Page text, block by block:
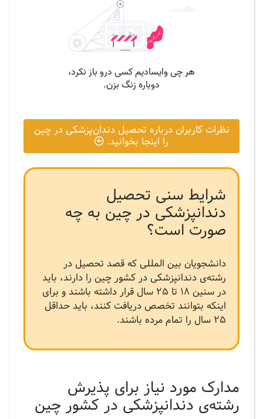
نظرات کاربران درباره تحصیل دندان‌پزشکی در چین
را اینجا بخوانید.
شرایط سنی تحصیل
دندانپزشکی در چین به چه
صورت است؟
دانشجویان بین المللی که قصد تحصیل در
رشته‌ی دندانپزشکی در کشور چین را دارند، باید
در سنین 18 تا 25 سال قرار داشته باشند و برای
اینکه بتوانند تخصص دریافت کنند، باید حداقل
25 سال را تمام مرده باشند.
مدارک مورد نیاز برای پذیرش
رشته‌ی دندانپزشکی در کشور چین